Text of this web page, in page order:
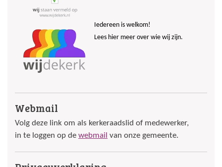
Iedereen is welkom!
Lees hier meer over wie wij zijn.
Webmail
Volg deze link om als kerkeraadslid of medewerker,
in te loggen op de webmail van onze gemeente.